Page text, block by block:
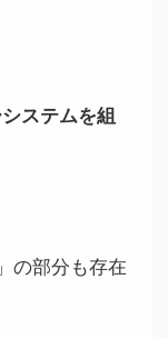
ステムを組
の部分も存在